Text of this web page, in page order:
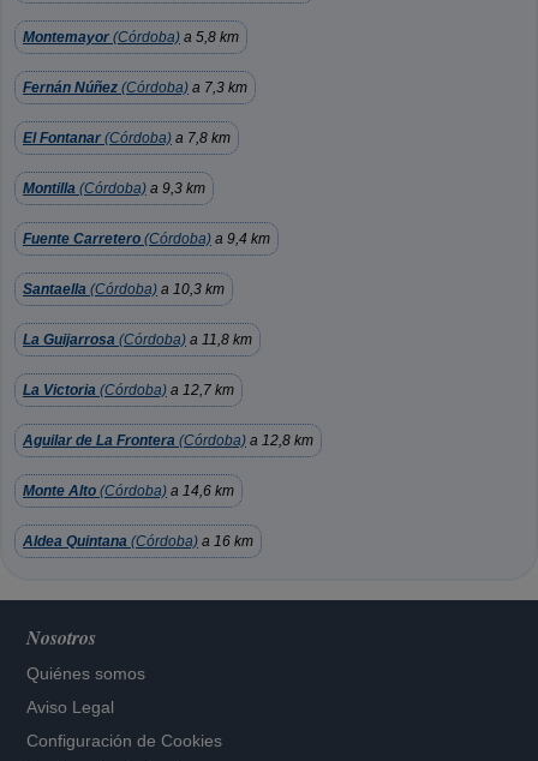
Montemayor (Córdoba) a 5,8 km
Fernán Núñez (Córdoba) a 7,3 km
El Fontanar (Córdoba) a 7,8 km
Montilla (Córdoba) a 9,3 km
Fuente Carretero (Córdoba) a 9,4 km
Santaella (Córdoba) a 10,3 km
La Guijarrosa (Córdoba) a 11,8 km
La Victoria (Córdoba) a 12,7 km
Aguilar de La Frontera (Córdoba) a 12,8 km
Monte Alto (Córdoba) a 14,6 km
Aldea Quintana (Córdoba) a 16 km
Nosotros
Quiénes somos
Aviso Legal
Configuración de Cookies